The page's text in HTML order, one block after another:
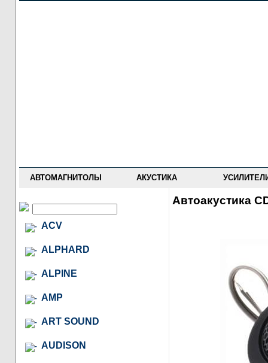
АВТОМАГНИТОЛЫ АКУСТИКА
ACV
ALPHARD
ALPINE
AMP
ART SOUND
AUDISON
Автоакустика